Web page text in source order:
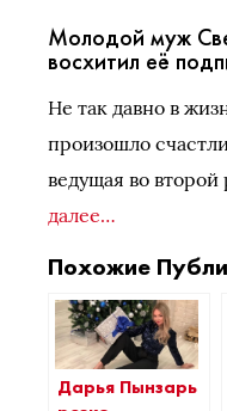
Молодой муж
восхитил её
Не так давно в
произошло
ведущая во второй
далее…
Похожие
Дарья Пынзарь